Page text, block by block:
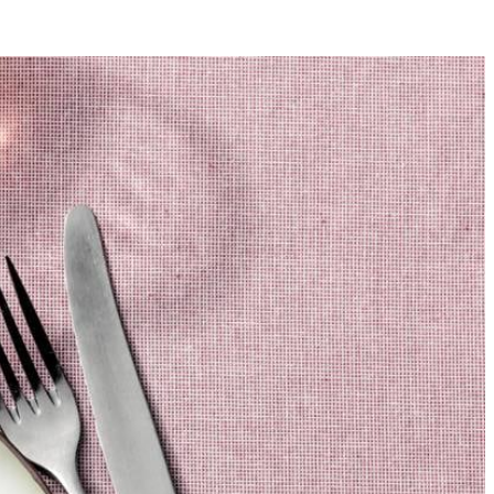
4
van de komijn en ⅓ van de koriander erdoor. Vorm er met
vuur mee. Voeg de tomaten in blik en verse tomaat toe en
de tuinerwten 3 min. Roer de couscous los met een vork en meng
met de rest van de koriander.